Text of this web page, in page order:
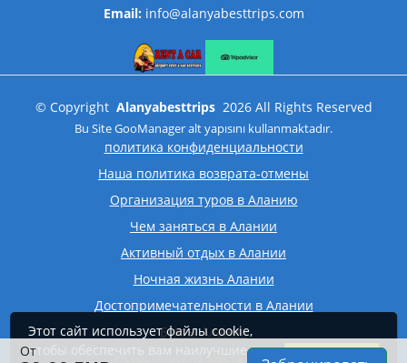
От
Email: info@alanyabesttrips.com
© Copyright Alanyabesttrips 2026 All Rights Reserved
Bu SiteGooManageralt yapısını kullanmaktadır.
политика конфиденциальности
Наша политика возврата-отмены
Организация туров в Аланию
Чем заняться в Алании
Активный отдых в Алании
Ночная жизнь Алании
Достопримечательности в Алании
Бухты Алании
Исторические места Алании
Этот сайт использует файлы cookie,
чтобы обеспечить вам наилучшие